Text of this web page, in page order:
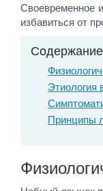
Своевременное
избавиться от
Содержание
Этиология
Принципы